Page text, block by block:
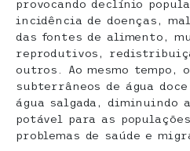
provocando declínio
incidência de doenças,
das fontes de alimento,
reprodutivos,
outros. Ao mesmo tempo,
subterrâneos de água
água salgada, diminuindo
potável para as
problemas de saúde e